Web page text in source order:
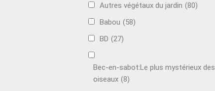
Autres végétaux du jardin (80)
Babou (58)
BD (27)
Bec-en-sabot:Le plus mystérieux des
oiseaux (8)